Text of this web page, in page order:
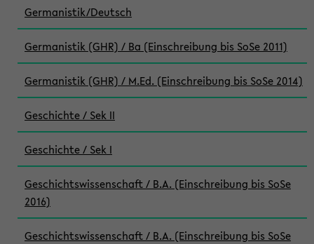
Germanistik/Deutsch
Germanistik (GHR) / Ba (Einschreibung bis SoSe 2011)
Germanistik (GHR) / M.Ed. (Einschreibung bis SoSe 2014)
Geschichte / Sek II
Geschichte / Sek I
Geschichtswissenschaft / B.A. (Einschreibung bis SoSe
2016)
Geschichtswissenschaft / B.A. (Einschreibung bis SoSe